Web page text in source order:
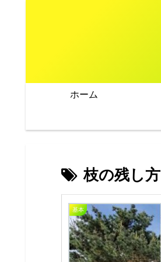
ホーム
枝の残し方
基本